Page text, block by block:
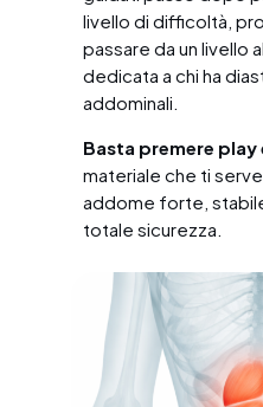
livello di difficoltà,
passare da un livello
dedicata a chi ha
addominali.
Basta premere play
materiale che ti
addome forte,
totale sicurezza.